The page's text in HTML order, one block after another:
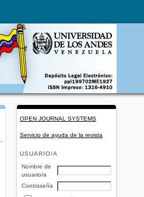
OPEN JOURNAL SYSTEMS
Servicio de ayuda de la revista
USUARIO/A
Nombre de
usuario/a
Contraseña